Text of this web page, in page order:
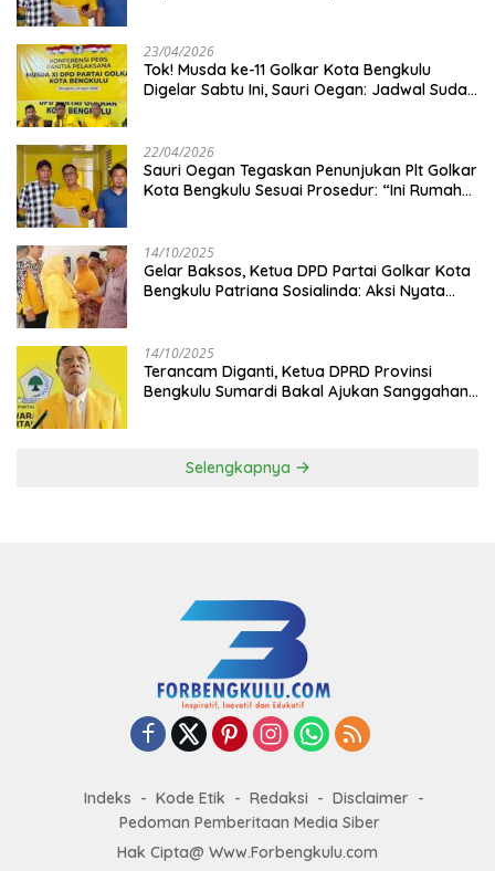
23/04/2026
‎Tok! Musda ke-11 Golkar Kota Bengkulu
Digelar Sabtu Ini, Sauri Oegan: Jadwal Sudah
22/04/2026
Sauri Oegan Tegaskan Penunjukan Plt Golkar
Kota Bengkulu Sesuai Prosedur: “Ini Rumah
14/10/2025
‎Gelar Baksos, Ketua DPD Partai Golkar Kota
Bengkulu Patriana Sosialinda: Aksi Nyata
14/10/2025
Terancam Diganti, Ketua DPRD Provinsi
Bengkulu Sumardi Bakal Ajukan Sanggahan
Selengkapnya
Indeks Kode Etik Redaksi
Disclaimer
Pedoman Pemberitaan Media Siber
Hak Cipta@ Www.Forbengkulu.com